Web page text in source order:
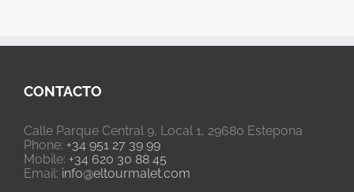
CONTACTO
Calle Parque Central 9, Local 1, 29680 Estepona
Phone: +34 951 27 39 99
Mobile: +34 620 30 88 45
Email: info@eltourmalet.com